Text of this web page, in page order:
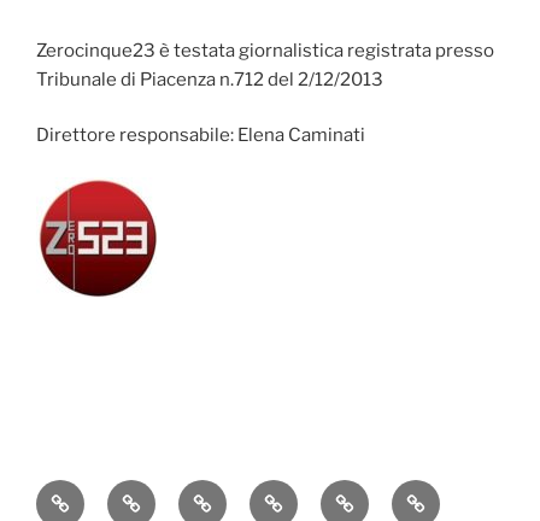
Zerocinque23 è testata giornalistica registrata presso
Tribunale di Piacenza n.712 del 2/12/2013
Direttore responsabile: Elena Caminati
AttualitàCronacaPolitica EconomiaCultura Sport